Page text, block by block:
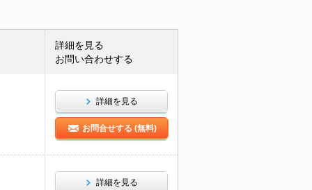
詳細を見る
お問い合わせする
詳細を見る
お問合せする (無料)
詳細を見る